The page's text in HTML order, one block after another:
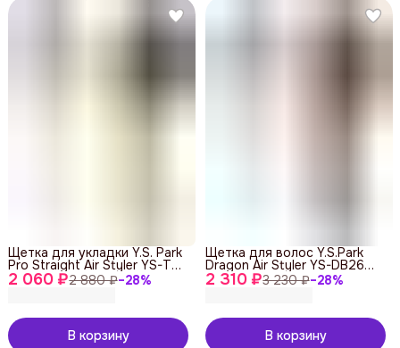
2 060 ₽2 880 ₽−28%
Щетка для укладки Y.S. Park
Pro Straight Air Styler YS-T09
Yellow
В корзину
2 310 ₽3 230 ₽−28%
Щетка для волос Y.S.Park
Dragon Air Styler YS-DB26
Choco Mix
В корзину